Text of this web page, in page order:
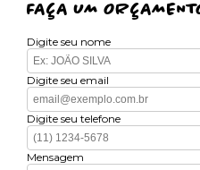
FAÇA UM
Digite seu nome
Digite seu email
Digite seu telefone
Mensagem